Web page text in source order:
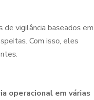
vigilância baseados em
Com isso, eles
operacional em várias